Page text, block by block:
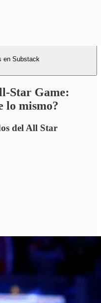
en Substack
Star Game:
lo mismo?
del All Star